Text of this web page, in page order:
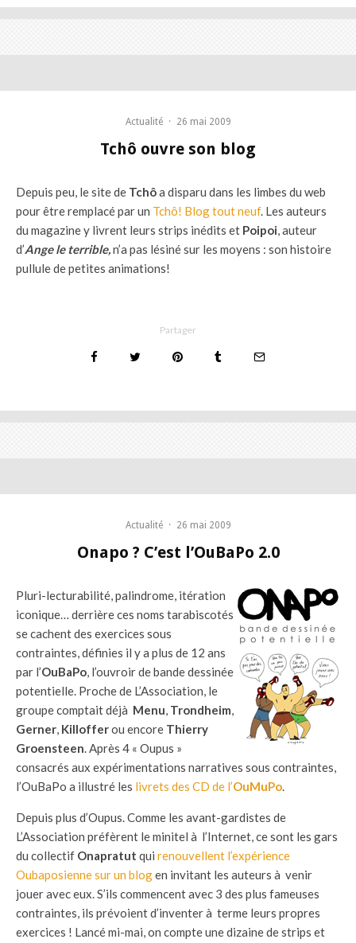
Actualité · 26 mai 2009
Tchô ouvre son blog
Depuis peu, le site de Tchôa disparu dans les limbes du web
pour être remplacé par un Tchô! Blog tout neuf. Les auteurs
du magazine y livrent leurs strips inédits et Poipoi, auteur
d’Ange le terrible,n’a pas lésiné sur les moyens : son histoire
pullule de petites animations!
Partager
Actualité · 26 mai 2009
Onapo ? C’est l’OuBaPo 2.0
Pluri-lecturabilité, palindrome, itération
iconique… derrière ces noms tarabiscotés
se cachent des exercices sous
contraintes, définies il y a plus de 12 ans
par l’OuBaPo, l’ouvroir de bande dessinée
potentielle. Proche de L’Association, le
groupe comptait déjà Menu, Trondheim,
Gerner, Killofferou encore Thierry
Groensteen. Après 4 « Oupus »
consacrés aux expérimentations narratives sous contraintes,
l’OuBaPo a illustré les livrets des CD de l’OuMuPo.
Depuis plus d’Oupus. Comme les avant-gardistes de
L’Association préfèrent le minitel à l’Internet, ce sont les gars
du collectif Onapratut qui renouvellent l’expérience
Oubaposienne sur un blogen invitant les auteurs à venir
jouer avec eux. S’ils commencent avec 3 des plus fameuses
contraintes, ils prévoient d’inventer à terme leurs propres
exercices ! Lancé mi-mai, on compte une dizaine de strips et